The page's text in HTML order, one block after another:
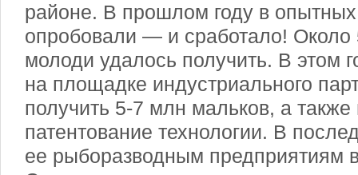
районе. В прошлом году в
опробовали — и сработало! Около
молоди удалось получить. В этом
на площадке индустриального
получить 5-7 млн мальков, а также
патентование технологии. В
ее рыборазводным предприятиям